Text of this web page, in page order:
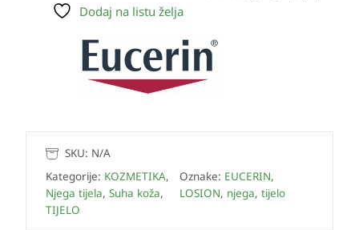
Dodaj na listu želja
SKU: N/A
Kategorije: KOZMETIKA,
Njega tijela, Suha koža,
TIJELO
Oznake: EUCERIN,
LOSION, njega, tijelo